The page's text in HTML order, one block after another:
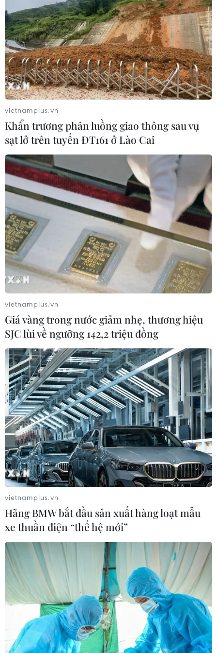
vietnamplus.vn
Khẩn trương phân luồng giao thông sau vụ
sạt lở trên tuyến ĐT161 ở Lào Cai
vietnamplus.vn
Giá vàng trong nước giảm nhẹ, thương hiệu
SJC lùi về ngưỡng 142,2 triệu đồng
vietnamplus.vn
Hãng BMW bắt đầu sản xuất hàng loạt mẫu
xe thuần điện “thế hệ mới”